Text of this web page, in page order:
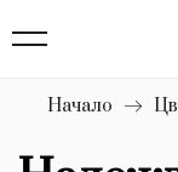
Бизнес
Мода
Начало